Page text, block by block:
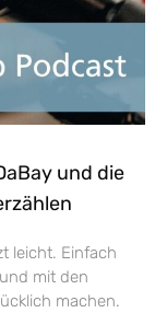
und die
leicht. Einfach
mit den
machen.